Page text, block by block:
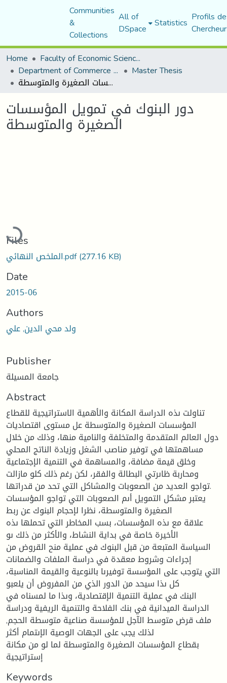
Communities
&
Collections
All of
DSpace Statistics Profils
Home
Faculty of Economic Sciences, Commerce and Management Sciences
Department of Commerce Science Master Thesis
دور البنوك في تمويل المؤسسات الصغيرة والمتوسطة
دور البنوك في تمويل المؤسسات
الصغيرة والمتوسطة
Loading...
Files
الملخص النهائي.pdf(277.16 KB)
Date
2015-06
Authors
ولد محي الدين, علي
Publisher
جامعة المسيلة
Abstract
تناولت ىذه الدراسة المكانة والأهمية الاستراتيجية للقطاع
المؤسسات الصغيرة والمتوسطة عل مستوى اقتصاديات
دول العالم المتقدمة والمتخلفة والنامية منها، وذلك من خلال
مساهمتها في توفير مناصب الشغل وزيادة الناتج المحلي
وخلق قيمة مضافة، والمساهمة في التنمية الإجتماعية
ومحاربة ظاىرتي البطالة والفقر، لكن رغم ذلك كلو مازالت
تواجو العديد من الصعوبات والمشاكل التي تحد من قدراتها.
يعتبر مشكل التمويل أىم الصعوبات التي تواجو المؤسسات
الصغيرة والمتوسطة، نظرا لإحجام البنوك عن ربط
علاقة مع ىذه المؤسسات، بسب المخاطر التي تحملها ىذه
الأخيرة خاصة في بداية النشاط، والأكثر من ذلك ىو
السياسة المتبعة من قبل البنوك في عملية منح القروض من
إجراءات وشروط معقدة في دراسة الملفات والضمانات
التي يتوجب على المؤسسة توفيرىا بالنوعية والقيمة المناسبة،
كل ىذا سيحد من الدور الذي من المفروض أن يلعبو
البنك في عملية التنمية الإقتصادية، وىذا ما لمسناه في
الدراسة الميدانية في بنك الفلاحة والتنمية الريفية ودراسة
ملف قرض متوسط الآجل للمؤسسة صناعية متوسطة الحجم,
لذلك يجب على الجهات الوصية الإىتمام أكثر
بقطاع المؤسسات الصغيرة والمتوسطة لما لو من مكانة
إستراتيجية
Keywords